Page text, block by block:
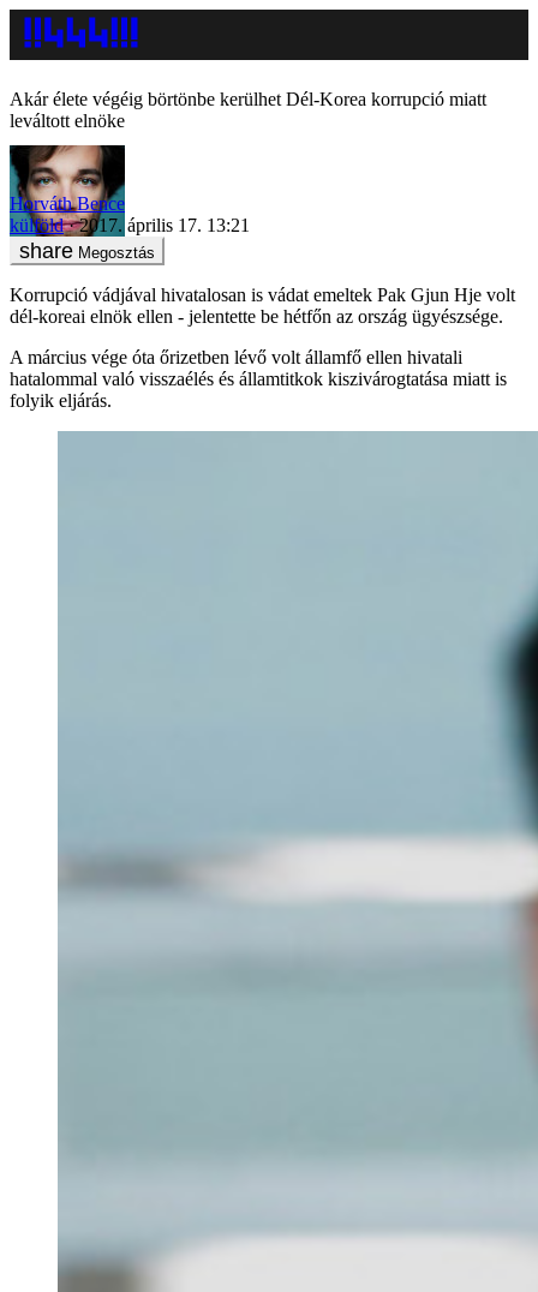
Akár élete végéig börtönbe kerülhet Dél-Korea korrupció miatt
leváltott elnöke
Horváth Bence
külföld
2017. április 17. 13:21
Megosztás
Korrupció vádjával hivatalosan is vádat emeltek Pak Gjun Hje volt
dél-koreai elnök ellen - jelentette be hétfőn az ország ügyészsége.
A március vége óta őrizetben lévő volt államfő ellen hivatali
hatalommal való visszaélés és államtitkok kiszivárogtatása miatt is
folyik eljárás.